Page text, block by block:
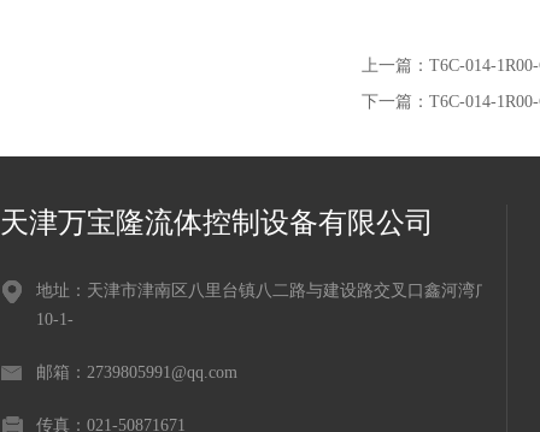
上一篇： T6C-014-
下一篇： T6C-014-
天津万宝隆流体控制设备有限公司
地址：天津市津南区八里台镇八二路与建设路交叉口鑫河湾广场
10-1-
邮箱：2739805991@qq.com
传真：021-50871671